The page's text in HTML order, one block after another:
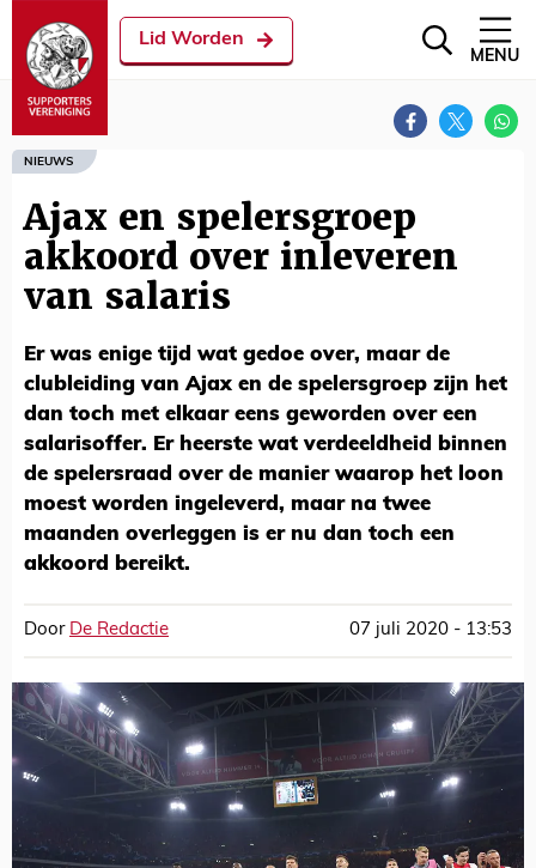
Lid Worden
MENU
NIEUWS
Ajax en spelersgroep
akkoord over inleveren
van salaris
Er was enige tijd wat gedoe over, maar de
clubleiding van Ajax en de spelersgroep zijn het
dan toch met elkaar eens geworden over een
salarisoffer. Er heerste wat verdeeldheid binnen
de spelersraad over de manier waarop het loon
moest worden ingeleverd, maar na twee
maanden overleggen is er nu dan toch een
akkoord bereikt.
Door De Redactie 07 juli 2020 - 13:53